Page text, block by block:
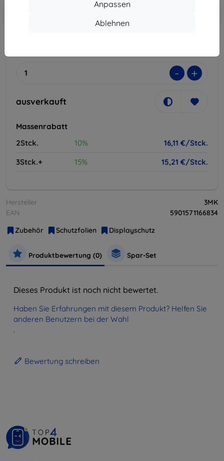
Anpassen
Ablehnen
Rabatt mit Gutschein
- +
ausverkauft
Massenrabatt
2Stck.
10%
16,11 €/Stck.
3Stck.+
15% 15,21 €/Stck.
Hersteller
3MK
EAN
5901571166834
Zubehör
Schutzfolien Displayschutz
Produktbewertung (0) Spar-Set
Dieses Produkt ist noch nicht bewertet.
Haben Sie Erfahrungen mit diesem Produkt? Helfen Sie
anderen Benutzern bei der Wahl
.
Bewertung schreiben